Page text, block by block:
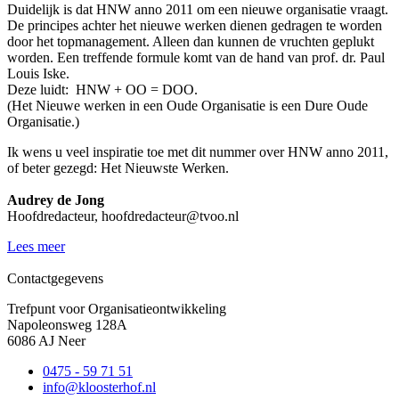
Duidelijk is dat HNW anno 2011 om een nieuwe organisatie vraagt.
De principes achter het nieuwe werken dienen gedragen te worden
door het topmanagement. Alleen dan kunnen de vruchten geplukt
worden. Een treffende formule komt van de hand van prof. dr. Paul
Louis Iske.
Deze luidt: HNW + OO = DOO.
(Het Nieuwe werken in een Oude Organisatie is een Dure Oude
Organisatie.)
Ik wens u veel inspiratie toe met dit nummer over HNW anno 2011,
of beter gezegd: Het Nieuwste Werken.
Audrey de Jong
Hoofdredacteur, hoofdredacteur@tvoo.nl
Lees meer
Contactgegevens
Trefpunt voor Organisatieontwikkeling
Napoleonsweg 128A
6086 AJ Neer
0475 - 59 71 51
info@kloosterhof.nl